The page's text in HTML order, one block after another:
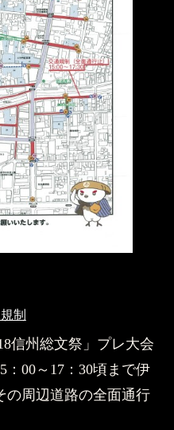
制
信州総文祭」プレ大会
00～17：30頃まで伊
の周辺道路の全面通行